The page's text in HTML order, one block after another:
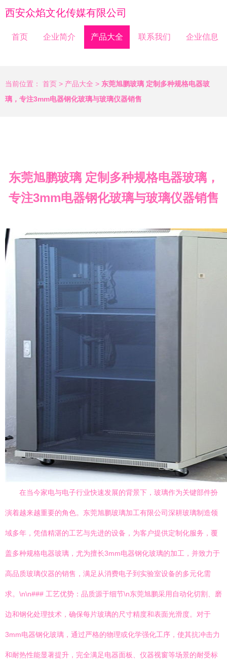
西安众焰文化传媒有限公司
首页 企业简介 产品大全 联系我们 企业信息
当前位置： 首页 > 产品大全 > 东莞旭鹏玻璃 定制多种规格电器玻
璃，专注3mm电器钢化玻璃与玻璃仪器销售
东莞旭鹏玻璃 定制多种规格电器玻璃，
专注3mm电器钢化玻璃与玻璃仪器销售
在当今家电与电子行业快速发展的背景下，玻璃作为关键部件扮
演着越来越重要的角色。东莞旭鹏玻璃加工有限公司深耕玻璃制造领
域多年，凭借精湛的工艺与先进的设备，为客户提供定制化服务，覆
盖多种规格电器玻璃，尤为擅长3mm电器钢化玻璃的加工，并致力于
高品质玻璃仪器的销售，满足从消费电子到实验室设备的多元化需
求。\n\n### 工艺优势：品质源于细节\n东莞旭鹏采用自动化切割、磨
边和钢化处理技术，确保每片玻璃的尺寸精度和表面光滑度。对于
3mm电器钢化玻璃，通过严格的物理或化学强化工序，使其抗冲击力
和耐热性能显著提升，完全满足电器面板、仪器视窗等场景的耐受标